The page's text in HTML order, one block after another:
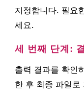
지정합니다. 필요
세요.
세 번째 단계:
출력 결과를 확인
한 후 최종 파일로